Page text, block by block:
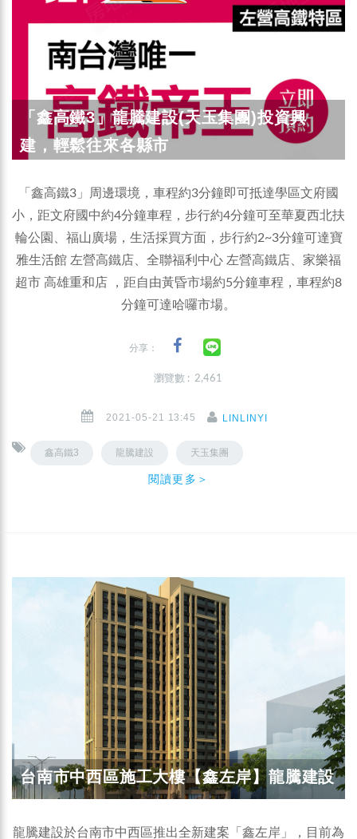
「鑫高鐵3」龍騰建設(天玉集團)投資興
建，輕鬆往來各縣市
「鑫高鐵3」周邊環境，車程約3分鐘即可抵達學區文府國
小，距文府國中約4分鐘車程，步行約4分鐘可至華夏西北扶
輪公園、福山廣場，生活採買方面，步行約2~3分鐘可達寶
雅生活館 左營高鐵店、全聯福利中心 左營高鐵店、家樂福
超市 高雄重和店 ，距自由黃昏市場約5分鐘車程，車程約8
分鐘可達哈囉市場。
分享：
瀏覽數 : 2,461
2021-05-21 13:45 LINLINYI
鑫高鐵3 龍騰建設 天玉集團
閱讀更多＞
台南市中西區施工大樓【鑫左岸】龍騰建設
龍騰建設於台南市中西區推出全新建案「鑫左岸」，目前為